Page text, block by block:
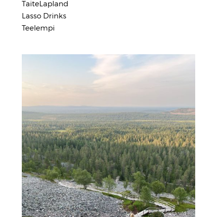
TaiteLapland
Lasso Drinks
Teelempi